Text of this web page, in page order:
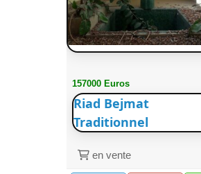
157000 Euros
Riad Bejmat
Traditionnel
en vente